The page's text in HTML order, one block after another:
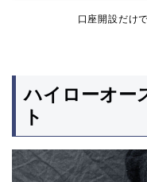
口座開設だけ
ハイローオー
ト